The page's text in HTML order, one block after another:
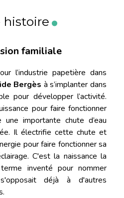
histoire
familiale
l’industrie papetière dans
Bergès à s’implanter dans
pour développer l’activité.
pour faire fonctionner
importante chute d’eau
Il électrifie cette chute et
pour faire fonctionner sa
C'est la naissance la
inventé pour nommer
déjà à d'autres